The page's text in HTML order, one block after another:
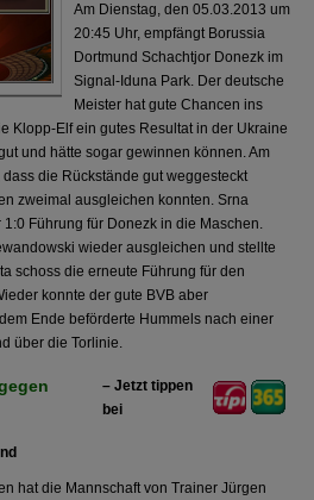
Am Dienstag, den 05.03.2013 um
20:45 Uhr, empfängt Borussia
Dortmund Schachtjor Donezk im
Signal-Iduna Park. Der deutsche
Meister hat gute Chancen ins
Klopp-Elf ein gutes Resultat in der Ukraine
und hätte sogar gewinnen können. Am
die Rückstände gut weggesteckt
zweimal ausgleichen konnten. Srna
Führung für Donezk in die Maschen.
wieder ausgleichen und stellte
schoss die erneute Führung für den
konnte der gute BVB aber
Ende beförderte Hummels nach einer
über die Torlinie.
– Jetzt tippen
bei
hat die Mannschaft von Trainer Jürgen